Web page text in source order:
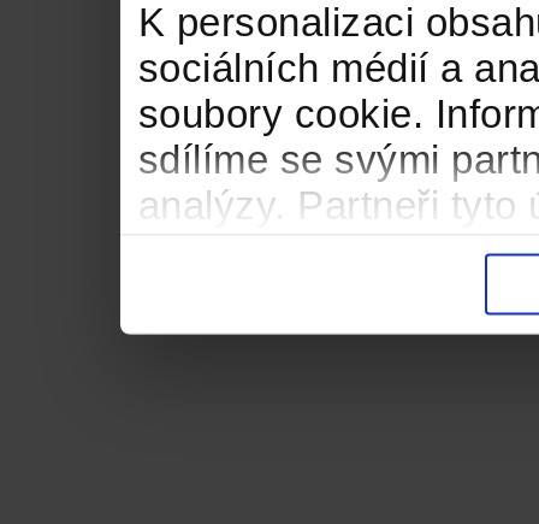
K personalizaci
sociálních médií a
soubory cookie.
sdílíme se svými
analýzy. Partneři tyto
informacemi, které